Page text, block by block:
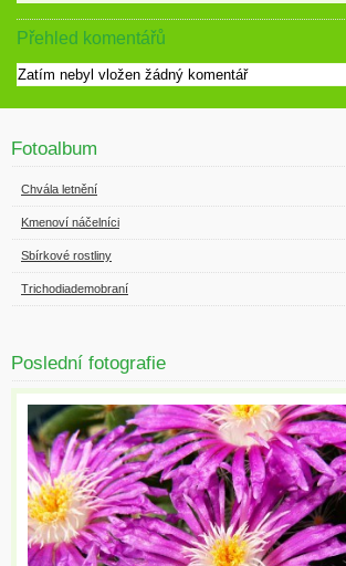
Přehled komentářů
Zatím nebyl vložen žádný komentář
Fotoalbum
Chvála letnění
Kmenoví náčelníci
Sbírkové rostliny
Trichodiademobraní
Poslední fotografie